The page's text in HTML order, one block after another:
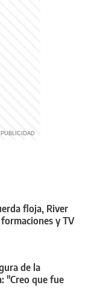
floja, River
y TV
de la
"Creo que fue